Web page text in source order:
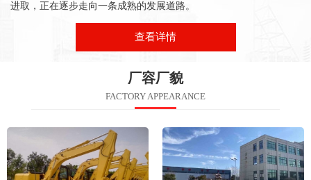
进取，正在逐步走向一条成熟的发展道路。
查看详情
厂容厂貌
FACTORY APPEARANCE